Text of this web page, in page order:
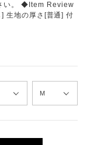
い。 ◆Item Review
生地の厚さ[普通] 付